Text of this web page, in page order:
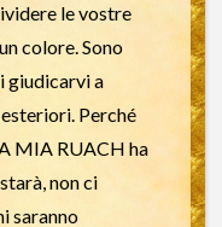
le vostre
colore. Sono
giudicarvi a
Perché
MIA RUACH ha
non ci
saranno